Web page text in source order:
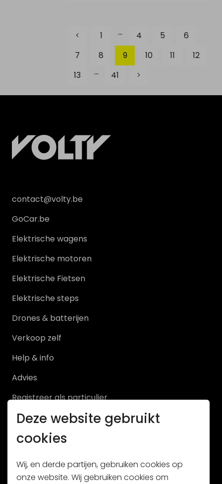
1 ... 4 5
6
7
8 9 10 11
12
13
... 41
contact@volty.be
GoCar.be
Elektrische wagens
Elektrische motoren
Elektrische Fietsen
Elektrische steps
Drones & batterijen
Verkoop zelf
Help & info
Advies
Registreer als particulier
Registreer als handelaar
Deze website gebruikt
cookies
Wij, en derde partijen, gebruiken cookies op
onze website. Wij gebruiken cookies om